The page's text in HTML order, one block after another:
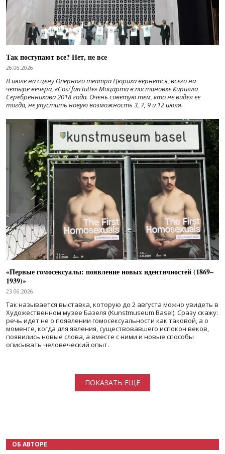
Так поступают все? Нет, не все
26.06.2026
В июле на сцену Оперного театра Цюриха вернется, всего на
четыре вечера, «Cosí fan tutte» Моцарта в постановке Кирилла
Серебренникова 2018 года. Очень советую тем, кто не видел ее
тогда, не упустить новую возможность 3, 7, 9 и 12 июля.
«Первые гомосексуалы: появление новых идентичностей (1869–
1939)»
23.06.2026
Так называется выставка, которую до 2 августа можно увидеть в
Художественном музее Базеля (Kunstmuseum Basel). Сразу скажу:
речь идет не о появлении гомосексуальности как таковой, а о
моменте, когда для явления, существовавшего испокон веков,
появились новые слова, а вместе с ними и новые способы
описывать человеческий опыт.
ПОКАЗАТЬ ЕЩЕ
ОБ АВТОРЕ